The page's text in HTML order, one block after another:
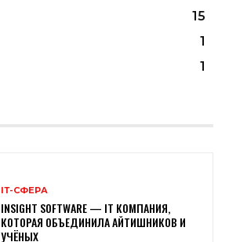
15
1
1
ІТ-СФЕРА
INSIGHT SOFTWARE — IТ КОМПАНИЯ,
КОТОРАЯ ОБЪЕДИНИЛА АЙТИШНИКОВ И
УЧЁНЫХ